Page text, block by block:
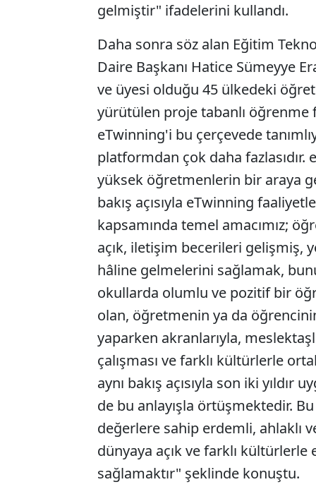
gelmiştir" ifadelerini kullandı.
Daha sonra söz alan Eğitim
Daire Başkanı Hatice Sümeyye
ve üyesi olduğu 45 ülkedeki
yürütülen proje tabanlı öğrenme
eTwinning'i bu çerçevede
platformdan çok daha
yüksek öğretmenlerin bir araya
bakış açısıyla eTwinning
kapsamında temel amacımız;
açık, iletişim becerileri gelişmiş,
hâline gelmelerini sağlamak,
okullarda olumlu ve pozitif bir
olan, öğretmenin ya da
yaparken akranlarıyla,
çalışması ve farklı kültürlerle
aynı bakış açısıyla son iki yıldır
de bu anlayışla örtüşmektedir.
değerlere sahip erdemli, ahlaklı
dünyaya açık ve farklı
sağlamaktır" şeklinde konuştu.